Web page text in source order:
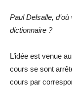
Paul Delsalle,
dictionnaire ?
L’idée est venue
cours se sont
cours par